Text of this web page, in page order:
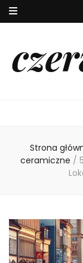
Strona
ceramiczne /